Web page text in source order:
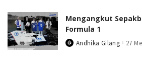
Mengangkut
Formula 1
PostedAndhika Gilang 27